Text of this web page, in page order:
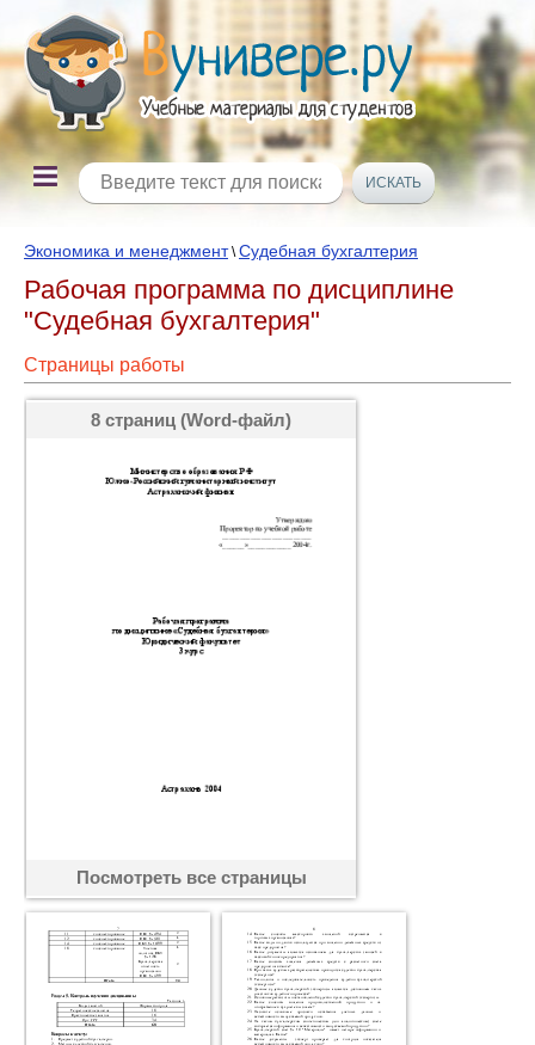
Экономика и менеджмент\Судебная бухгалтерия
Рабочая программа по дисциплине
"Судебная бухгалтерия"
Страницы работы
8 страниц (Word-файл)
Посмотреть все страницы